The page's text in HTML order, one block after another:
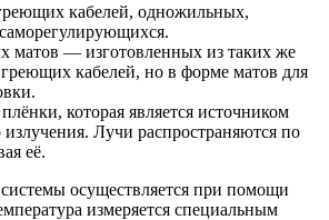
кабелей, одножильных,
матов — изготовленных из таких же
греющих кабелей, но в форме матов для
которая является источником
Лучи распространяются по
её.
осуществляется при помощи
измеряется специальным